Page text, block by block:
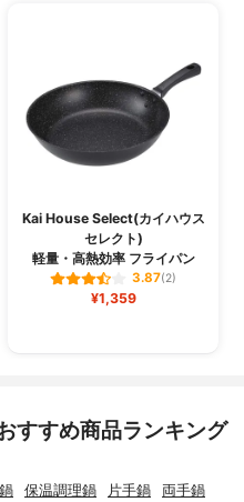
Kai House Select(カイハウス
セレクト)
軽量・高熱効率 フライパン
3.87(2)
¥1,359
すすめ商品ランキング
保温調理鍋 片手鍋 両手鍋